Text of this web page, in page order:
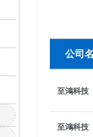
公司
至鴻科技
至鴻科技